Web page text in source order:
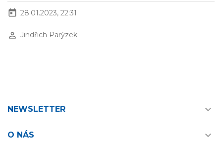
today 28.01.2023, 22:31
perm_identity Jindřich Parýzek
NEWSLETTER 
O NÁS 